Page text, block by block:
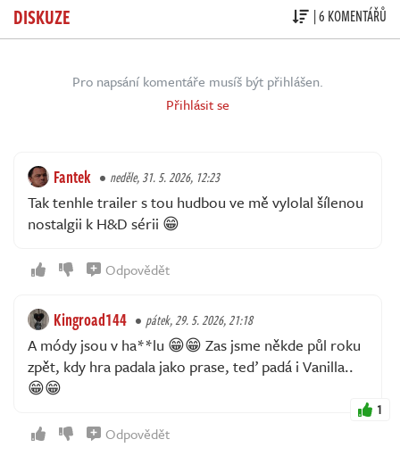
DISKUZE | 6 KOMENTÁŘŮ
Pro napsání komentáře musíš být přihlášen.
Přihlásit se
Fantek neděle, 31. 5. 2026, 12:23
Tak tenhle trailer s tou hudbou ve mě vylolal šílenou
nostalgii k H&D sérii 😁
Odpovědět
Kingroad144 pátek, 29. 5. 2026, 21:18
A módy jsou v ha**lu 😁😁 Zas jsme někde půl roku
zpět, kdy hra padala jako prase, teď padá i Vanilla..
😁😁
1
Odpovědět